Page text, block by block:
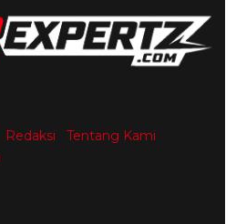
Redaksi
Tentang Kami